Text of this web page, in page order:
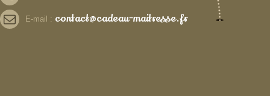
E-mail : contact@cadeau-maitresse.fr